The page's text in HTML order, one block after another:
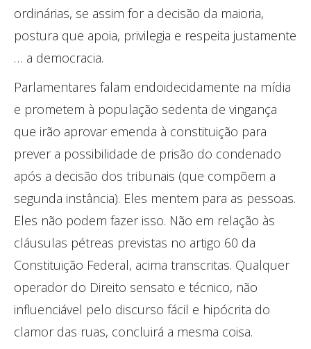
ordinárias, se assim for a decisão da maioria,
postura que apoia, privilegia e respeita justamente
… a democracia.
Parlamentares falam endoidecidamente na mídia
e prometem à população sedenta de vingança
que irão aprovar emenda à constituição para
prever a possibilidade de prisão do condenado
após a decisão dos tribunais (que compõem a
segunda instância). Eles mentem para as pessoas.
Eles não podem fazer isso. Não em relação às
cláusulas pétreas previstas no artigo 60 da
Constituição Federal, acima transcritas. Qualquer
operador do Direito sensato e técnico, não
influenciável pelo discurso fácil e hipócrita do
clamor das ruas, concluirá a mesma coisa.